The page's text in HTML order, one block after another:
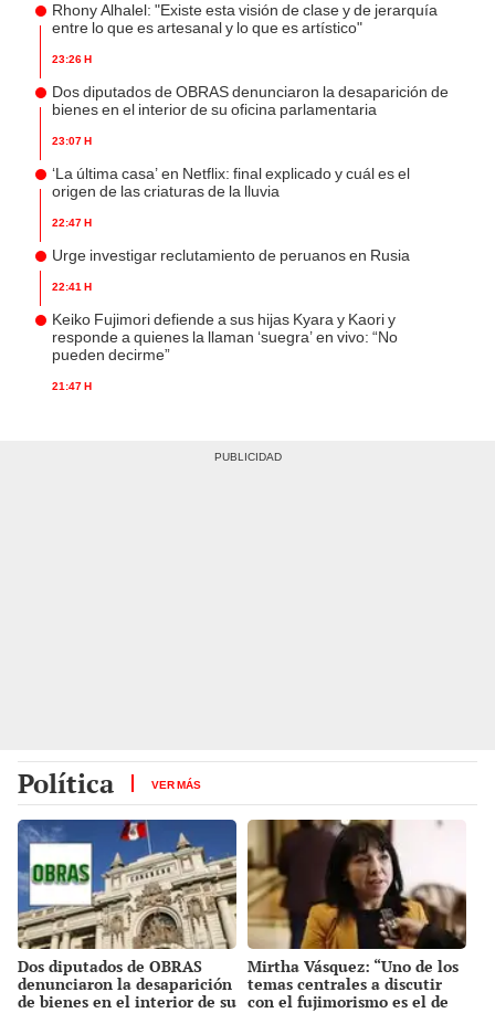
Rhony Alhalel: "Existe esta visión de clase y de jerarquía
entre lo que es artesanal y lo que es artístico"
23:26 h
Dos diputados de OBRAS denunciaron la desaparición de
bienes en el interior de su oficina parlamentaria
23:07 h
‘La última casa’ en Netflix: final explicado y cuál es el
origen de las criaturas de la lluvia
22:47 h
Urge investigar reclutamiento de peruanos en Rusia
22:41 h
Keiko Fujimori defiende a sus hijas Kyara y Kaori y
responde a quienes la llaman ‘suegra’ en vivo: “No
pueden decirme”
21:47 h
Política VER MÁS
Dos diputados de OBRAS
denunciaron la desaparición
de bienes en el interior de su
Mirtha Vásquez: “Uno de los
temas centrales a discutir
con el fujimorismo es el de